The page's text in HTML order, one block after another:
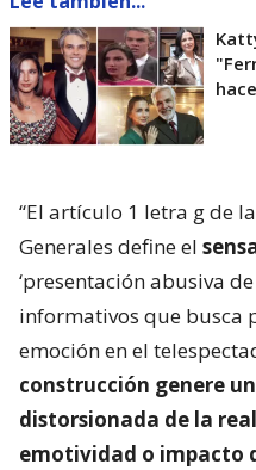
“El artículo 1 letra g de
Generales define el
‘presentación abusiva
informativos que busca
emoción en el
construcción genere
distorsionada de la
emotividad o impacto